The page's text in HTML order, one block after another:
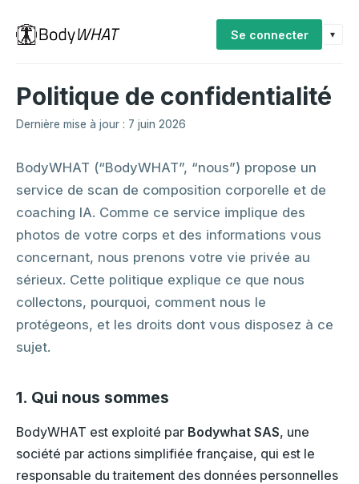
Se connecter ▾
Politique de confidentialité
Dernière mise à jour : 7 juin 2026
BodyWHAT (“BodyWHAT”, “nous”) propose un
service de scan de composition corporelle et de
coaching IA. Comme ce service implique des
photos de votre corps et des informations vous
concernant, nous prenons votre vie privée au
sérieux. Cette politique explique ce que nous
collectons, pourquoi, comment nous le
protégeons, et les droits dont vous disposez à ce
sujet.
1. Qui nous sommes
BodyWHAT est exploité par Bodywhat SAS, une
société par actions simplifiée française, qui est le
responsable du traitement des données personnelles